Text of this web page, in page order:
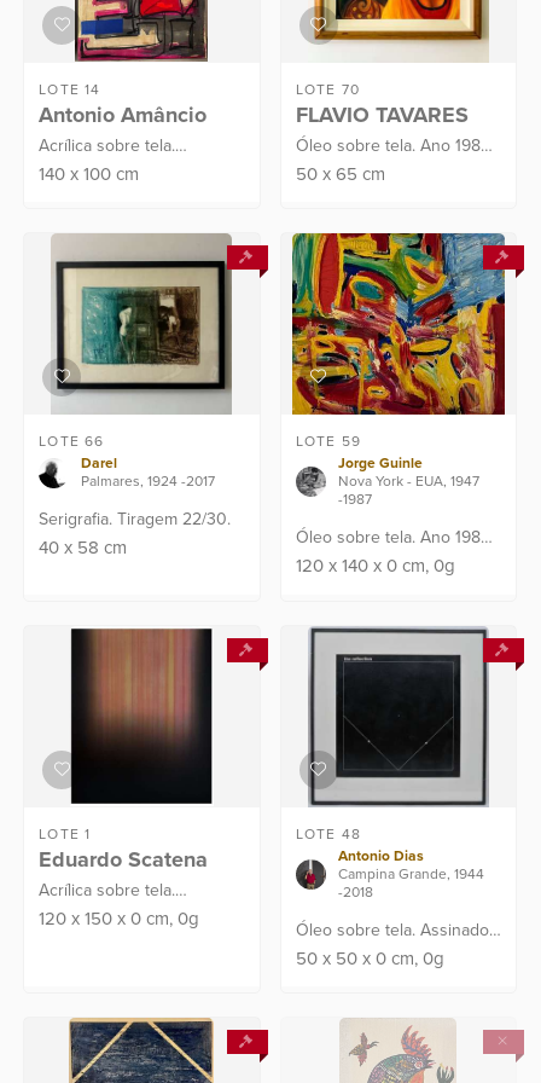
LOTE 14
Antonio Amâncio
Acrílica sobre tela.
Assinado C.I.D. e verso.
140x 100cm
LOTE 70
FLAVIO TAVARES
Óleo sobre tela. Ano 1984.
Assinado C.I.E
50 x65 cm
LOTE 66
Darel
Palmares, 1924 -2017
Serigrafia. Tiragem 22/30.
40x 58cm
LOTE 59
Jorge Guinle
Nova York - EUA, 1947
-1987
Óleo sobre tela. Ano 1982.
Assinado C.I.E e verso.
artista. Pertenceu ...
120 x140 x0 cm, 0g
LOTE 1
Eduardo Scatena
Acrílica sobre tela.
Assinado e datado na
120x 150x 0cm, 0g
LOTE 48
Antonio Dias
Campina Grande, 1944
-2018
Óleo sobre tela. Assinado
no verso. Obra apresenta
Internacional Giv...
50 x50 x0 cm, 0g